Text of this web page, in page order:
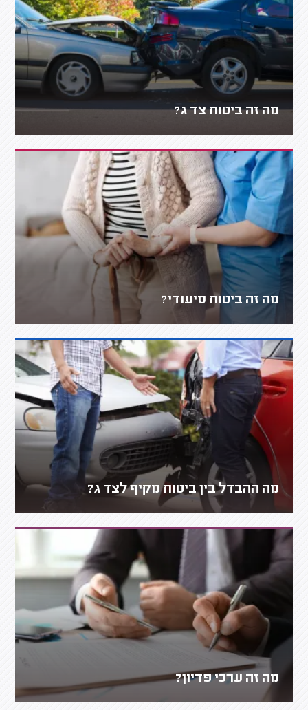
מה זה ביטוח צד ג?
מה זה ביטוח סיעודי?
מה ההבדל בין ביטוח מקיף לצד ג?
מה זה ערכי פדיון?